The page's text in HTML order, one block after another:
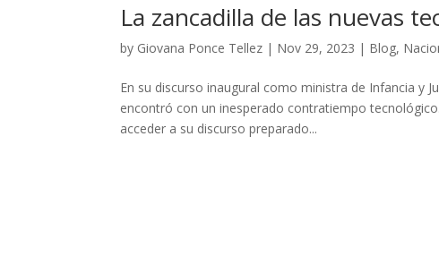
La zancadilla de las nuevas
by Giovana Ponce Tellez | Nov 29, 2023 | Blog,
En su discurso inaugural como ministra de Infancia y
encontró con un inesperado contratiempo
acceder a su discurso preparado...